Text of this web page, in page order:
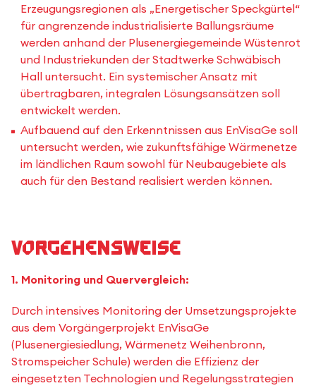
Erzeugungsregionen als „Energetischer Speckgürtel“
für angrenzende industrialisierte Ballungsräume
werden anhand der Plusenergiegemeinde Wüstenrot
und Industriekunden der Stadtwerke Schwäbisch
Hall untersucht. Ein systemischer Ansatz mit
übertragbaren, integralen Lösungsansätzen soll
entwickelt werden.
Aufbauend auf den Erkenntnissen aus EnVisaGe soll
untersucht werden, wie zukunftsfähige Wärmenetze
im ländlichen Raum sowohl für Neubaugebiete als
auch für den Bestand realisiert werden können.
Vorgehensweise
1. Monitoring und Quervergleich:
Durch intensives Monitoring der Umsetzungsprojekte
aus dem Vorgängerprojekt EnVisaGe
(Plusenergiesiedlung, Wärmenetz Weihenbronn,
Stromspeicher Schule) werden die Effizienz der
eingesetzten Technologien und Regelungsstrategien